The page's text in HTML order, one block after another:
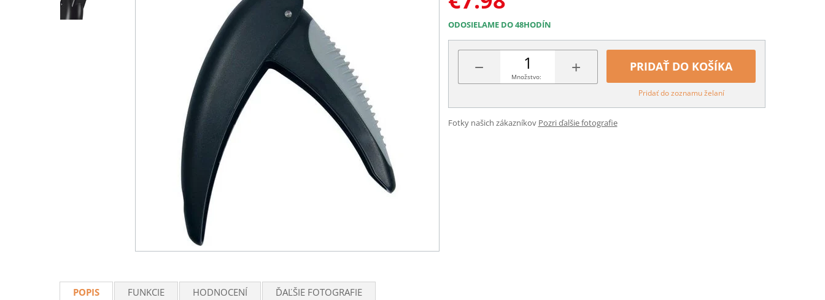
ODOSIELAME DO 48HODÍN
− +
Množstvo:
PRIDAŤ DO KOŠÍKA
Pridať do zoznamu želaní
Fotky našich zákazníkov Pozri ďalšie fotografie
POPIS FUNKCIE HODNOCENÍ ĎAĽŠIE FOTOGRAFIE